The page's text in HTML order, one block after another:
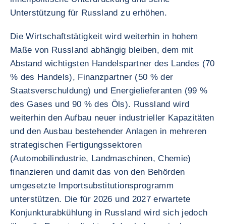
Unterstützung für Russland zu erhöhen.
Die Wirtschaftstätigkeit wird weiterhin in hohem
Maße von Russland abhängig bleiben, dem mit
Abstand wichtigsten Handelspartner des Landes (70
% des Handels), Finanzpartner (50 % der
Staatsverschuldung) und Energielieferanten (99 %
des Gases und 90 % des Öls). Russland wird
weiterhin den Aufbau neuer industrieller Kapazitäten
und den Ausbau bestehender Anlagen in mehreren
strategischen Fertigungssektoren
(Automobilindustrie, Landmaschinen, Chemie)
finanzieren und damit das von den Behörden
umgesetzte Importsubstitutionsprogramm
unterstützen. Die für 2026 und 2027 erwartete
Konjunkturabkühlung in Russland wird sich jedoch